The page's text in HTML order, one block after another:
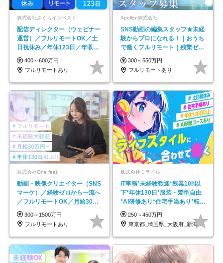
株式会社さくらインベスト
配信ディレクター（ウェビナー
運営）／フルリモートOK／土
日祝休み／年休123日／年収
600万円可
400～600万円
フルリモートあり
Apollon株式会社
SNS動画の編集スタッフ★未経
験からプロになれる！｜おうち
で働くフルリモート｜残業ゼロ
で18時退勤◎
300～550万円
フルリモートあり
株式会社One feat.
動画・映像クリエイター（SNS
マーケ）／経験ゼロから一流へ
／フルリモートOK／月給30万
円～／年休130日以上
300～1500万円
フルリモートあり
株式会社ミライル
IT事務*未経験歓迎*残業10h以
下*年休130日*服装・髪型自由
*AI研修あり*住宅手当あり*転勤
なし
250～450万円
東京都_埼玉県_大阪府_新潟県_福岡県